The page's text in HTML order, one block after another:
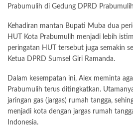
Prabumulih di Gedung DPRD
Kehadiran mantan Bupati Muba dua
HUT Kota Prabumulih menjadi lebih
peringatan HUT tersebut juga semakin
Ketua DPRD Sumsel Giri Ramanda.
Dalam kesempatan ini, Alex meminta
Prabumulih terus ditingkatkan.
jaringan gas (jargas) rumah tangga,
menjadi kota dengan jargas rumah
Indonesia.